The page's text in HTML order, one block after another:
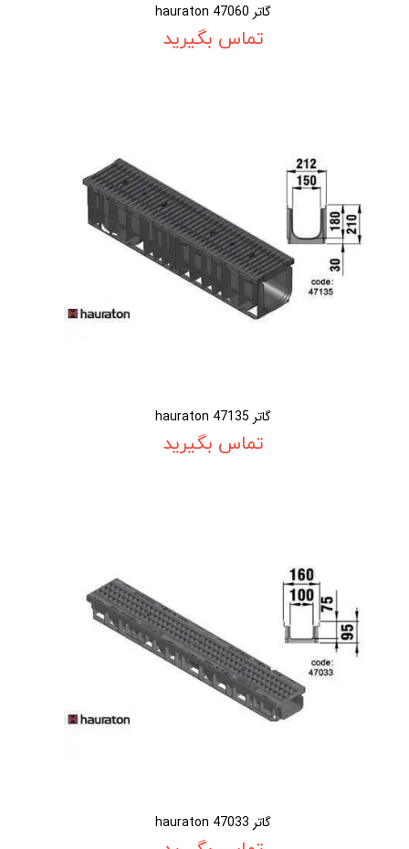
گاتر 47060 hauraton
تماس بگیرید
گاتر 47135 hauraton
تماس بگیرید
گاتر 47033 hauraton